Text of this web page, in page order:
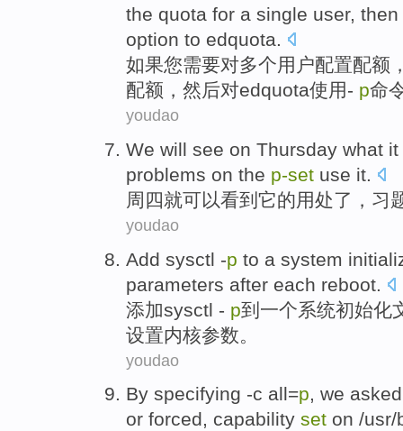
the quota for a single user, then
option to edquota.
如果您需要对多个用户配置配额
配额， 然后对edquota使用- p命
youdao
We will see on Thursday what it
problems on the p-set use it.
周四就可以看到 它的用处了 ， 习
youdao
Add sysctl -p to a system
parameters after each reboot
添加sysctl - p到 一个系统初始化
设置内核参数 。
youdao
By specifying -c all=p, we asked
or forced, capability set on /usr/